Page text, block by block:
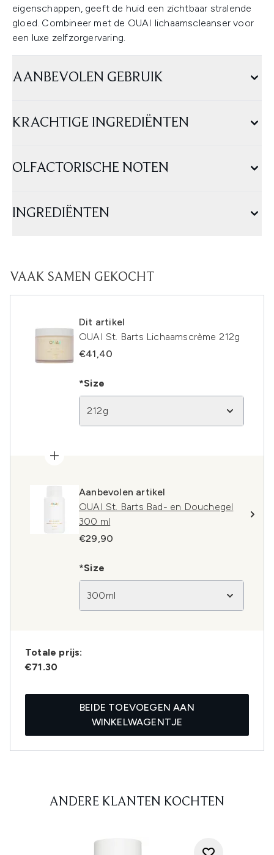
eigenschappen, geeft de huid een zichtbaar stralende
gloed. Combineer met de OUAI lichaamscleanser voor
een luxe zelfzorgervaring.
AANBEVOLEN GEBRUIK
KRACHTIGE INGREDIËNTEN
OLFACTORISCHE NOTEN
INGREDIËNTEN
VAAK SAMEN GEKOCHT
Dit artikel
OUAI St. Barts Lichaamscrème 212g
€41,40
*Size
212g
Aanbevolen artikel
OUAI St. Barts Bad- en Douchegel
300 ml
€29,90
*Size
300ml
Totale prijs:
€71.30
BEIDE TOEVOEGEN AAN
WINKELWAGENTJE
ANDERE KLANTEN KOCHTEN